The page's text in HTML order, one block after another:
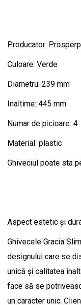
Producator:
Culoare: Verde
Diametru: 239 mm
Inaltime: 445 mm
Numar de picioare: 4
Material: plastic
Ghiveciul poate sta
Aspect estetic și
Ghivecele Gracia
designului care se
unică și calitatea
face să se
un caracter unic.